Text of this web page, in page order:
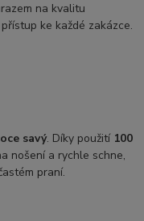
na kvalitu
ke každé zakázce.
savý. Díky použití 100
nošení a rychle schne,
praní.